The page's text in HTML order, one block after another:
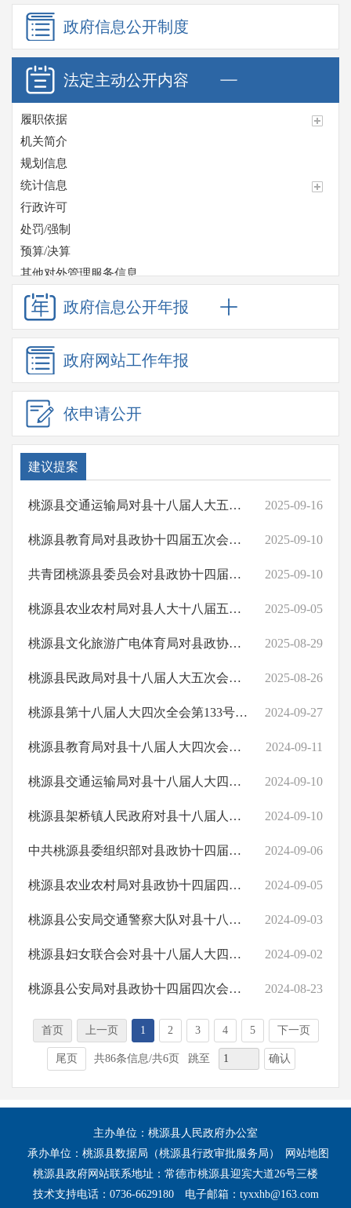
政府信息公开制度
法定主动公开内容
履职依据
机关简介
规划信息
统计信息
行政许可
处罚/强制
预算/决算
其他对外管理服务信息
收费项目
政府采购
重大项目
重点领域信息公开
应急管理
监督检查情况
招考信息
其他法定信息
住房保障
政府工作报告
审计信息
建议提案
行政审批服务信息
法治政府建设情况年报
主动公开事项目录
桃源县基层政务公开
政府信息公开年报
政府网站工作年报
依申请公开
建议提案
桃源县交通运输局对县十八届人大五次会议第34号建议的回复 2025-09-16
桃源县教育局对县政协十四届五次会议第30号提案的回复 2025-09-10
共青团桃源县委员会对县政协十四届五次会议第64号意见建议的回复 2025-09-10
桃源县农业农村局对县人大十八届五次会议第220号建议的回复 2025-09-05
桃源县文化旅游广电体育局对县政协十四届五次会议第66号提案的回复 2025-08-29
桃源县民政局对县十八届人大五次会议第301号建议的回复 2025-08-26
桃源县第十八届人大四次全会第133号建议的回复 2024-09-27
桃源县教育局对县十八届人大四次会议第52号建议的回复 2024-09-11
桃源县交通运输局对县十八届人大四次会议第6号建议的回复 2024-09-10
桃源县架桥镇人民政府对县十八届人大四次会议第97号建议的回复 2024-09-10
中共桃源县委组织部对县政协十四届四次会议第23号提案的回复 2024-09-06
桃源县农业农村局对县政协十四届四次会议第49号提案的回复 2024-09-05
桃源县公安局交通警察大队对县十八届人大四次会议第42号建议的回复 2024-09-03
桃源县妇女联合会对县十八届人大四次会议第141号建议的回复 2024-09-02
桃源县公安局对县政协十四届四次会议第44号提案的回复 2024-08-23
首页 上一页 1 2 3 4 5 下一页
尾页 共86条信息/共6页 跳至 确认
主办单位：桃源县人民政府办公室
承办单位：桃源县数据局（桃源县行政审批服务局）
网站地图
桃源县政府网站联系地址：常德市桃源县迎宾大道26号三楼
技术支持电话：0736-6629180
电子邮箱：tyxxhb@163.com